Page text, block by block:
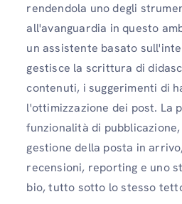
rendendola uno degli
all'avanguardia in questo
un assistente basato
gestisce la scrittura di
contenuti, i suggerimenti di
l'ottimizzazione dei post. La
funzionalità di
gestione della posta in
recensioni, reporting e uno
bio, tutto sotto lo stesso